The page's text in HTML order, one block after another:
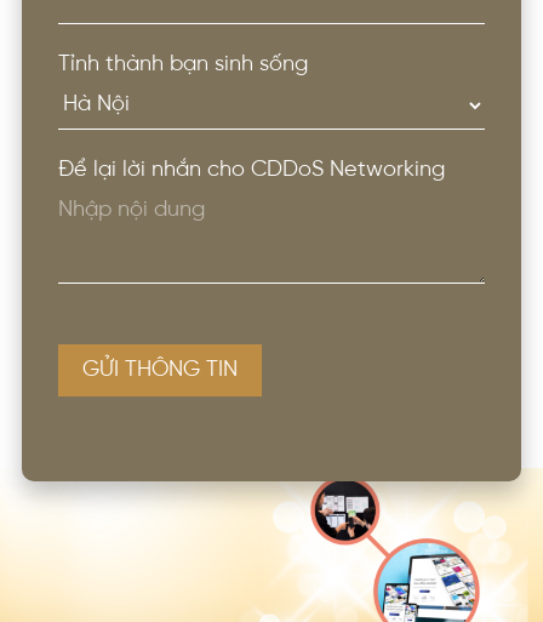
Tỉnh thành bạn sinh sống
Để lại lời nhắn cho CDDoS Networking
GỬI THÔNG TIN